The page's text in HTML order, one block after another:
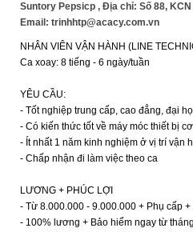
Suntory Pepsicp , Địa chỉ: Số 88,
Email: trinhhtp@acacy.com.vn
NHÂN VIÊN VẬN HÀNH (LINE
Ca xoay: 8 tiếng - 6 ngày/tuần
YÊU CẦU:
- Tốt nghiệp trung cấp, cao đẳng, đại
- Có kiến thức tốt về máy móc thiết bị
- Ít nhất 1 năm kinh nghiệm ở vị trí vận
- Chấp nhận đi làm việc theo ca
LƯƠNG + PHÚC LỢI
- Từ 8.000.000 - 9.000.000 + Phụ cấp
- 100% lương + Bảo hiểm ngay từ